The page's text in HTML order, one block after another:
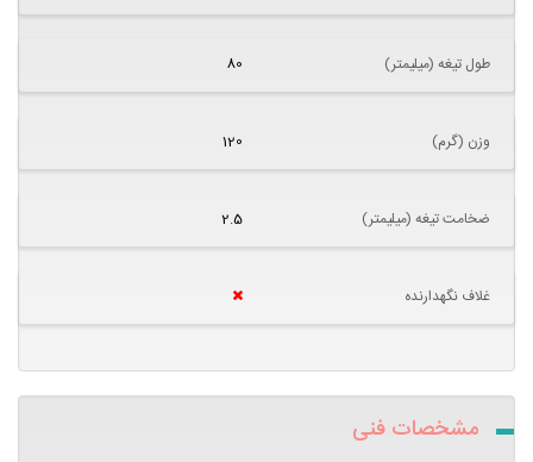
طول تیغه (میلیمتر) 80
وزن (گرم) 120
ضخامت تیغه (میلیمتر) 2.5
غلاف نگهدارنده
مشخصات فنی